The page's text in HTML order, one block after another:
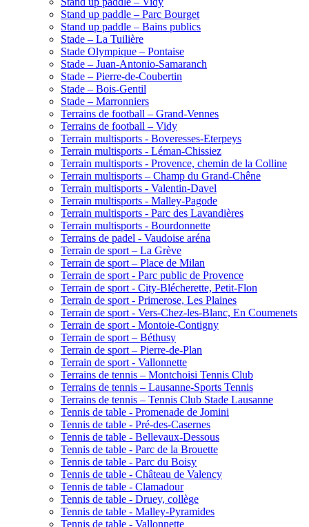
Stand up paddle – Parc Bourget
Stand up paddle – Bains publics
Stade – La Tuilière
Stade Olympique – Pontaise
Stade – Juan-Antonio-Samaranch
Stade – Pierre-de-Coubertin
Stade – Bois-Gentil
Stade – Marronniers
Terrains de football – Grand-Vennes
Terrains de football – Vidy
Terrain multisports - Boveresses-Eterpeys
Terrain multisports - Léman-Chissiez
Terrain multisports - Provence, chemin de la Colline
Terrain multisports – Champ du Grand-Chêne
Terrain multisports - Valentin-Davel
Terrain multisports - Malley-Pagode
Terrain multisports - Parc des Lavandières
Terrain multisports - Bourdonnette
Terrains de padel - Vaudoise aréna
Terrain de sport – La Grève
Terrain de sport – Place de Milan
Terrain de sport - Parc public de Provence
Terrain de sport - City-Blécherette, Petit-Flon
Terrain de sport - Primerose, Les Plaines
Terrain de sport - Vers-Chez-les-Blanc, En Coumenets
Terrain de sport - Montoie-Contigny
Terrain de sport – Béthusy
Terrain de sport – Pierre-de-Plan
Terrain de sport - Vallonnette
Terrains de tennis – Montchoisi Tennis Club
Terrains de tennis – Lausanne-Sports Tennis
Terrains de tennis – Tennis Club Stade Lausanne
Tennis de table - Promenade de Jomini
Tennis de table - Pré-des-Casernes
Tennis de table - Bellevaux-Dessous
Tennis de table - Parc de la Brouette
Tennis de table - Parc du Boisy
Tennis de table - Château de Valency
Tennis de table - Clamadour
Tennis de table - Druey, collège
Tennis de table - Malley-Pyramides
Tennis de table - Vallonnette